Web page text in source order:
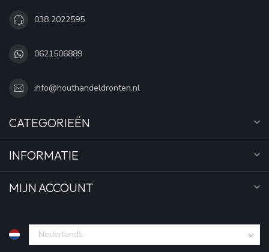
038 2022595
0621506889
info@houthandeldronten.nl
CATEGORIEËN
INFORMATIE
MIJN ACCOUNT